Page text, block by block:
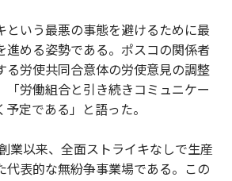
という最悪の事態を避けるために最
進める姿勢である。ポスコの関係者
る労使共同合意体の労使意見の調整
「労働組合と引き続きコミュニケー
定である」と語った。
業以来、全面ストライキなしで生産
代表的な無紛争事業場である。この